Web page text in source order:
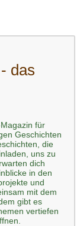
das
für
Geschichten
die
uns zu
dich
in den
und
mit dem
gibt es
vertiefen